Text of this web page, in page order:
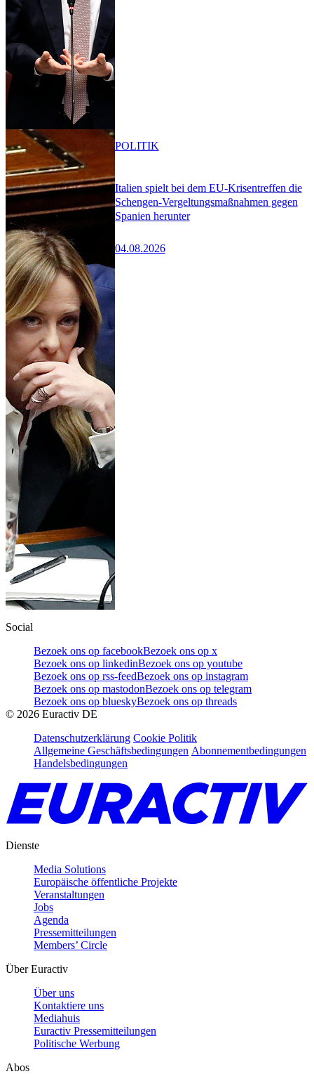
Italien spielt bei dem EU-Krisentreffen die
Schengen-Vergeltungsmaßnahmen gegen
Spanien herunter
04.08.2026
POLITIK
Social
Bezoek ons op facebookBezoek ons op x
Bezoek ons op linkedinBezoek ons op youtube
Bezoek ons op rss-feedBezoek ons op instagram
Bezoek ons op mastodonBezoek ons op telegram
Bezoek ons op blueskyBezoek ons op threads
© 2026 Euractiv DE
Datenschutzerklärung Cookie Politik
Allgemeine Geschäftsbedingungen Abonnementbedingungen
Handelsbedingungen
Dienste
Media Solutions
Europäische öffentliche Projekte
Veranstaltungen
Jobs
Agenda
Pressemitteilungen
Members’ Circle
Über Euractiv
Über uns
Kontaktiere uns
Mediahuis
Euractiv Pressemitteilungen
Politische Werbung
Abos